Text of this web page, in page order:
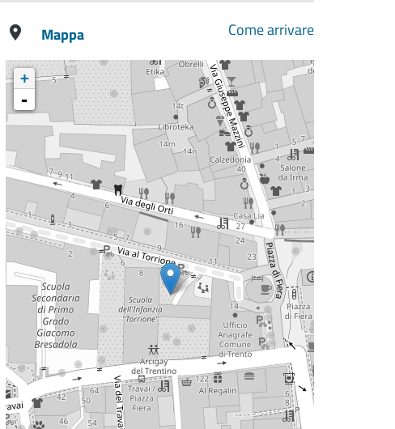
Mappa Come arrivare
+
-